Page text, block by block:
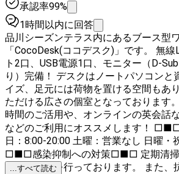
承認率99%
1時間以内に回答
品川シーズンテラス内にあるブース型
「CocoDesk(ココデスク)」です。 無
ト2口、USB電源1口、モニター（D-
り）完備！ デスクはノートパソコンと
イズ、足元には荷物を置ける空間もあ
ただける広さの個室となっております
時間のご活用や、オンラインの英会話
などのご利用にオススメします！ □■□営業時間□■□ 平
日：8:00-20:00 土曜：営業なし 日曜・
□■□感染抑制への対策□■□ 定期清掃
は自動換気を行っております。 また、
...すべて読む